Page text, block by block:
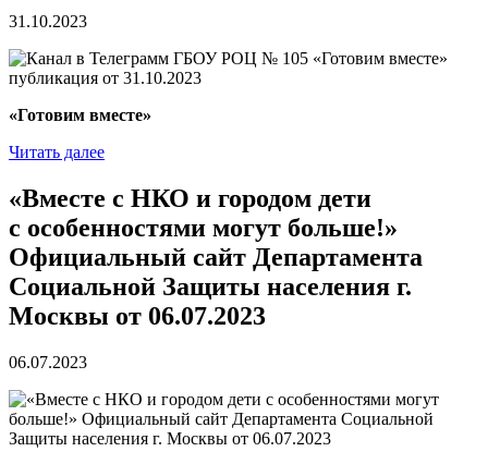
31.10.2023
«Готовим вместе»
Читать далее
«Вместе с НКО и городом дети
с особенностями могут больше!»
Официальный сайт Департамента
Социальной Защиты населения г.
Москвы от 06.07.2023
06.07.2023